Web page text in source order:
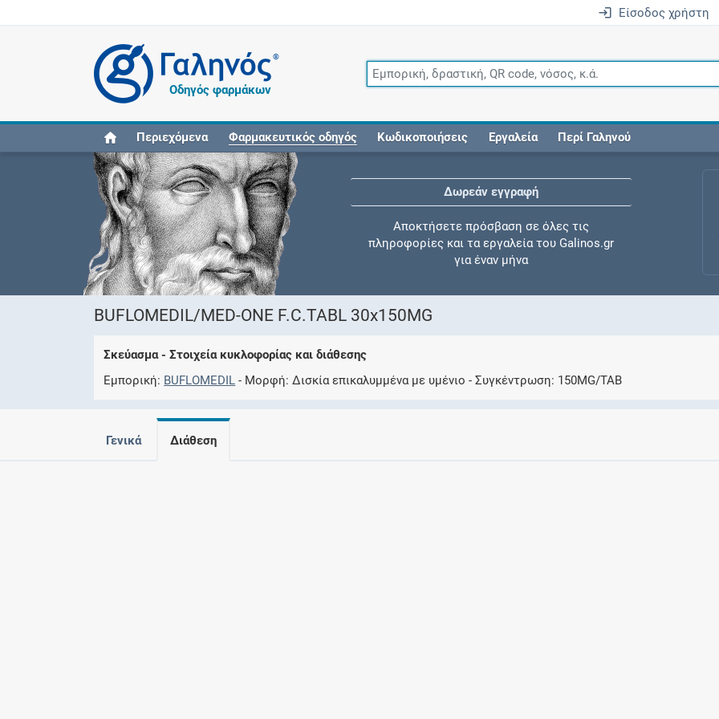
Είσοδος χρήστη
®
Οδηγός φαρμάκων
Περιεχόμενα Φαρμακευτικός οδηγός Κωδικοποιήσεις Εργαλεία Περί Γαληνού
Δωρεάν εγγραφή
Αποκτήσετε πρόσβαση σε όλες τις
πληροφορίες και τα εργαλεία του Galinos.gr
για έναν μήνα
Ελέγξτε την αγωγή σας για αντενδείξεις και
BUFLOMEDIL/MED-ONE F.C.TABL 30x150MG
Σκεύασμα - Στοιχεία κυκλοφορίας και διάθεσης
Εμπορική BUFLOMEDIL Μορφή Δισκία επικαλυμμένα με υμένιο Συγκέντρωση 150MG/TAB
Γενικά Διάθεση